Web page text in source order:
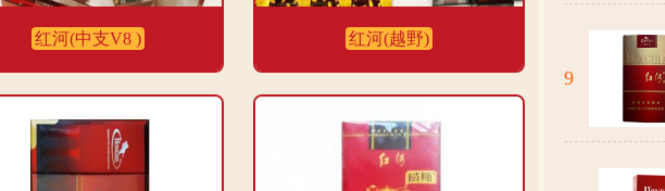
红河(中支V8 ) 红河(越野)
9